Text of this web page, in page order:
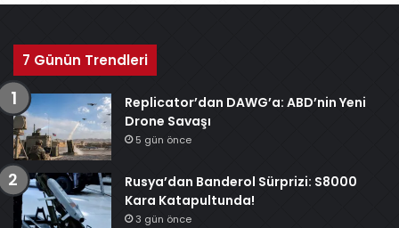
7 Günün Trendleri
Replicator’dan DAWG’a: ABD’nin Yeni
Drone Savaşı
5 gün önce
Rusya’dan Banderol Sürprizi: S8000
Kara Katapultunda!
3 gün önce